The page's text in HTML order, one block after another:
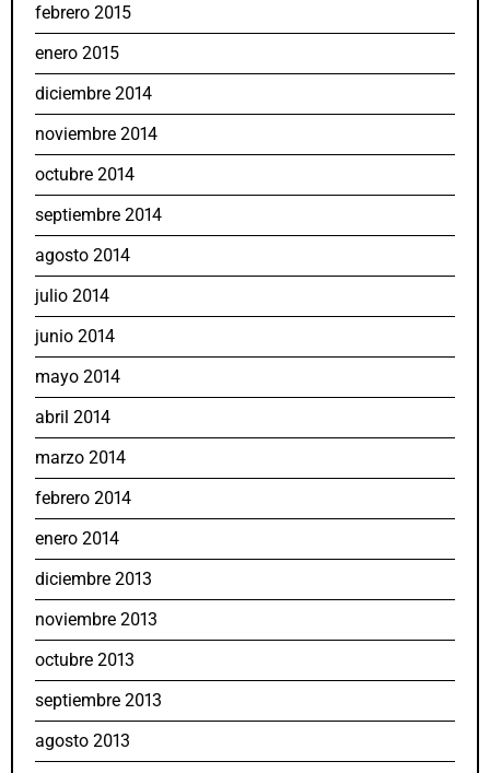
febrero 2015
enero 2015
diciembre 2014
noviembre 2014
octubre 2014
septiembre 2014
agosto 2014
julio 2014
junio 2014
mayo 2014
abril 2014
marzo 2014
febrero 2014
enero 2014
diciembre 2013
noviembre 2013
octubre 2013
septiembre 2013
agosto 2013